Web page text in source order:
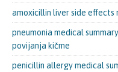
amoxicillin liver side effects
pneumonia medical summary
povijanja kičme
penicillin allergy medical